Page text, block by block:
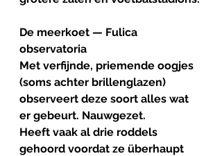
De meerkoet — Fulica
observatoria
Met verfijnde, priemende oogjes
(soms achter brillenglazen)
observeert deze soort alles wat
er gebeurt. Nauwgezet.
Heeft vaak al drie roddels
gehoord voordat ze überhaupt